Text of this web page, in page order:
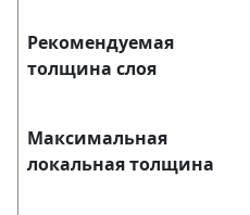
Рекомендуемая
толщина слоя
Максимальная
локальная толщина